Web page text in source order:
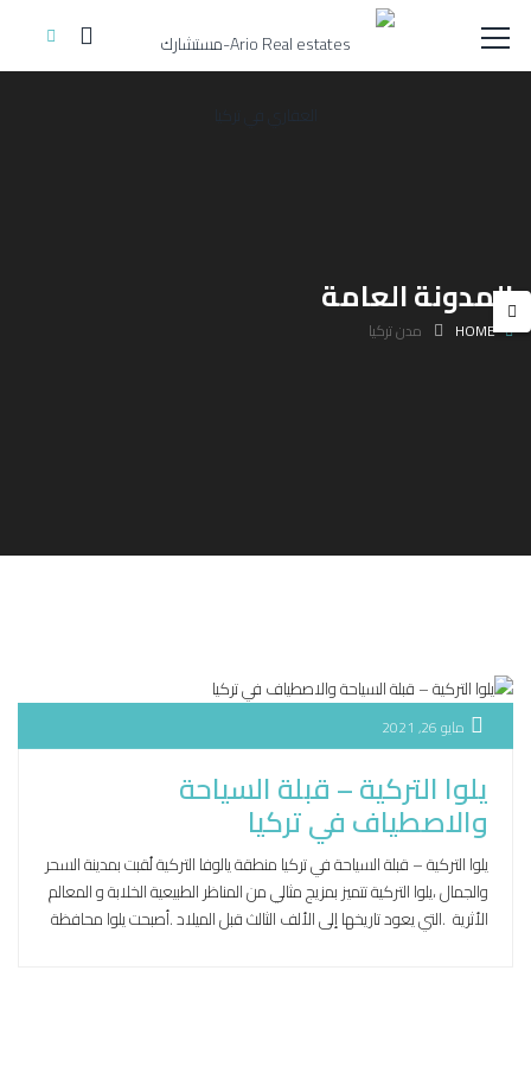
المدونة العامة
HOME مدن تركيا
مايو 26, 2021
يلوا التركية – قبلة السياحة
والاصطياف في تركيا
يلوا التركية – قبلة السياحة في تركيا منطقة يالوفا التركية لُقبت بمدينة السحر
والجمال ،يلوا التركية تتميز بمزيج مثالي من المناظر الطبيعية الخلابة و المعالم
الأثرية .التي يعود تاريخها إلى الألف الثالث قبل الميلاد .أصبحت يلوا محافظة